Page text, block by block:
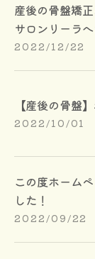
産後の骨盤矯
サロンリーラ
2022/12/22
【産後の骨盤
2022/10/01
この度ホーム
した！
2022/09/22